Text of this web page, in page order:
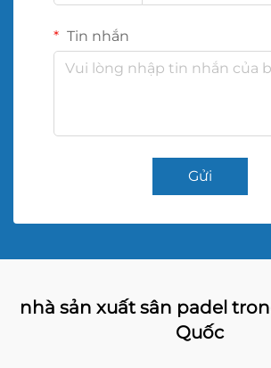
Tin nhắn
Gửi
nhà sản xuất sân padel
Quốc